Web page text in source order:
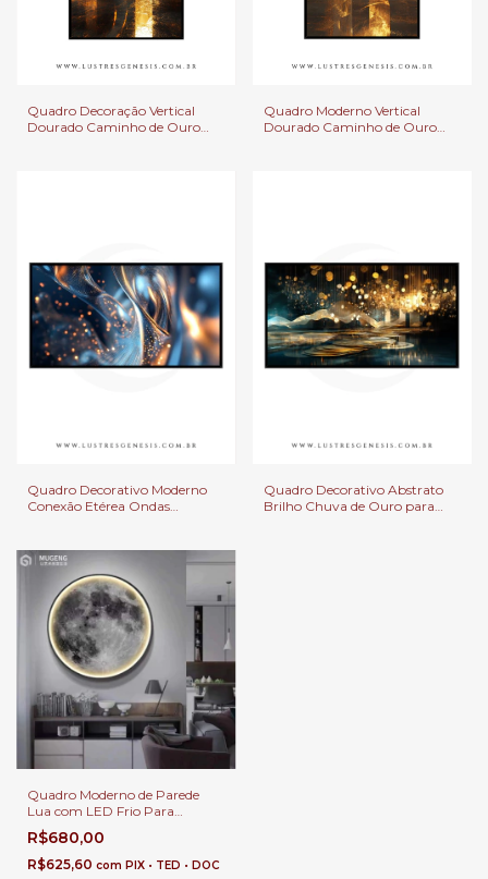
Quadro Decoração Vertical
Dourado Caminho de Ouro
Quadro Moderno Vertical
Dourado Caminho de Ouro
Quadro Decorativo Moderno
Conexão Etérea Ondas
Quadro Decorativo​ Abstrato
Brilho Chuva de Ouro para
Quadro Moderno de Parede
Lua com LED Frio Para
Decoração de Quartos, Sala de
Estar, Corredor, Escritório,
Apartamento e Quarto Infantil
R$680,00
R$625,60 com PIX • TED • DOC